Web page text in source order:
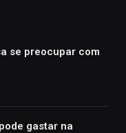
se preocupar com
gastar na